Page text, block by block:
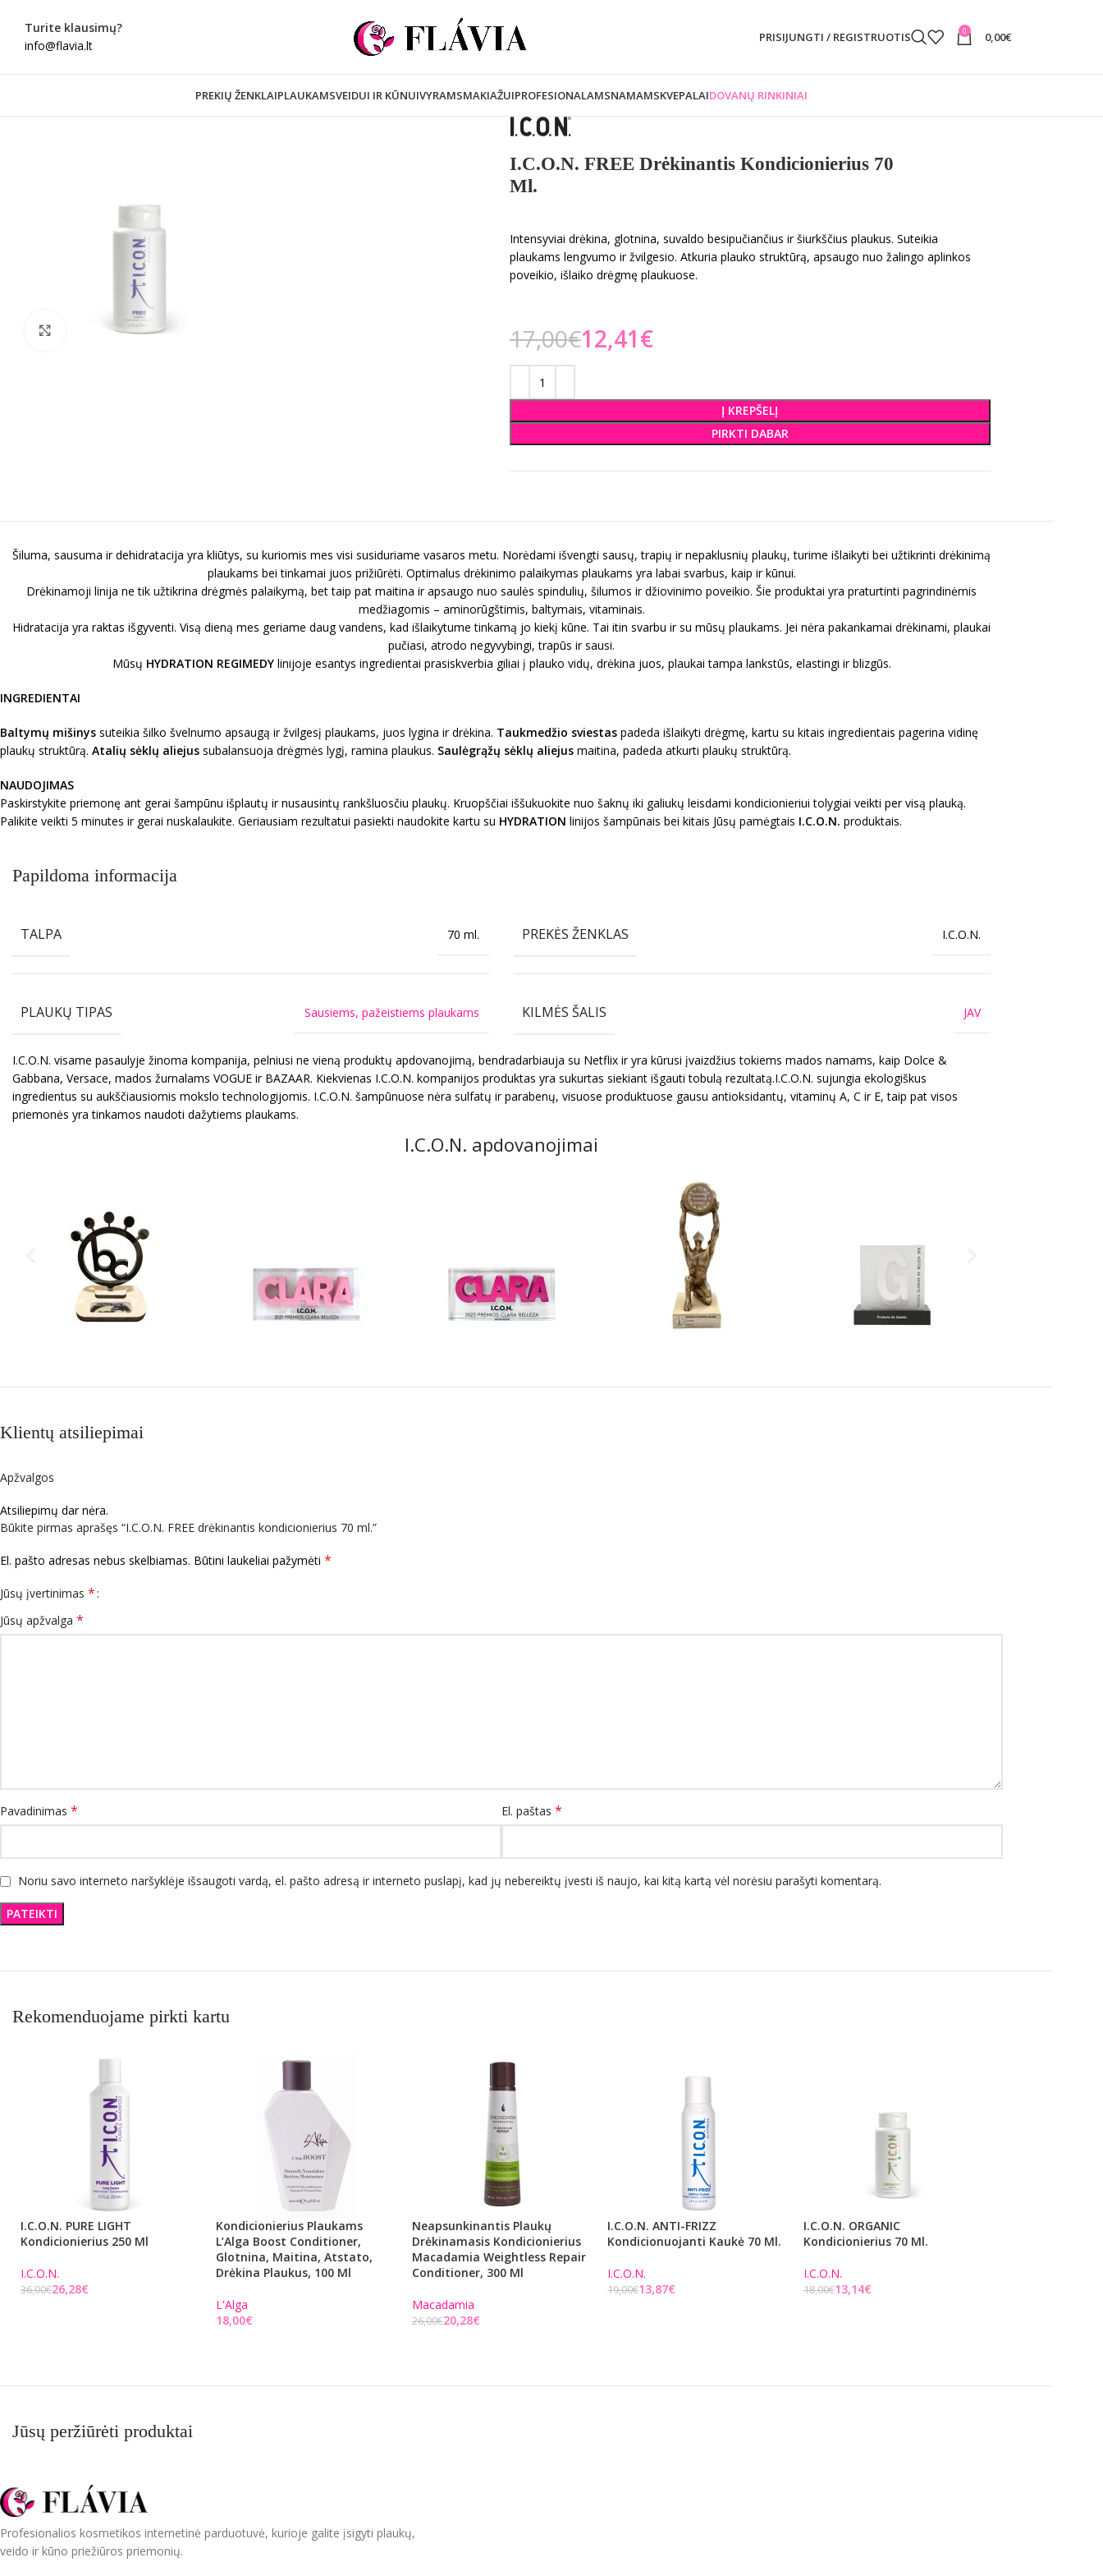
Turite klausimų?
info@flavia.lt
PRISIJUNGTI / REGISTRUOTIS 0 0,00€
PREKIŲ ŽENKLAIPLAUKAMSVEIDUI IR KŪNUIVYRAMSMAKIAŽUIPROFESIONALAMSNAMAMSKVEPALAIDOVANŲ RINKINIAI
Spustelėkite norėdami padidinti
I.C.O.N. FREE Drėkinantis Kondicionierius 70
Ml.
Intensyviai drėkina, glotnina, suvaldo besipučiančius ir šiurkščius plaukus. Suteikia
plaukams lengvumo ir žvilgesio. Atkuria plauko struktūrą, apsaugo nuo žalingo aplinkos
poveikio, išlaiko drėgmę plaukuose.
17,00€12,41€
Į KREPŠELĮ
PIRKTI DABAR
Šiluma, sausuma ir dehidratacija yra kliūtys, su kuriomis mes visi susiduriame vasaros metu. Norėdami išvengti sausų, trapių ir nepaklusnių plaukų, turime išlaikyti bei užtikrinti drėkinimą
plaukams bei tinkamai juos prižiūrėti. Optimalus drėkinimo palaikymas plaukams yra labai svarbus, kaip ir kūnui.
Drėkinamoji linija ne tik užtikrina drėgmės palaikymą, bet taip pat maitina ir apsaugo nuo saulės spindulių, šilumos ir džiovinimo poveikio. Šie produktai yra praturtinti pagrindinėmis
medžiagomis – aminorūgštimis, baltymais, vitaminais.
Hidratacija yra raktas išgyventi. Visą dieną mes geriame daug vandens, kad išlaikytume tinkamą jo kiekį kūne. Tai itin svarbu ir su mūsų plaukams. Jei nėra pakankamai drėkinami, plaukai
pučiasi, atrodo negyvybingi, trapūs ir sausi.
Mūsų HYDRATION REGIMEDYlinijoje esantys ingredientai prasiskverbia giliai į plauko vidų, drėkina juos, plaukai tampa lankstūs, elastingi ir blizgūs.
INGREDIENTAI
Baltymų mišinys suteikia šilko švelnumo apsaugą ir žvilgesį plaukams, juos lygina ir drėkina. Taukmedžio sviestas padeda išlaikyti drėgmę, kartu su kitais ingredientais pagerina vidinę
plaukų struktūrą. Atalių sėklų aliejus subalansuoja drėgmės lygį, ramina plaukus. Saulėgrąžų sėklų aliejus maitina, padeda atkurti plaukų struktūrą.
NAUDOJIMAS
Paskirstykite priemonę ant gerai šampūnu išplautų ir nusausintų rankšluosčiu plaukų. Kruopščiai iššukuokite nuo šaknų iki galiukų leisdami kondicionieriui tolygiai veikti per visą plauką.
Palikite veikti 5 minutes ir gerai nuskalaukite. Geriausiam rezultatui pasiekti naudokite kartu su HYDRATION linijos šampūnais bei kitais Jūsų pamėgtais I.C.O.N. produktais.
Papildoma informacija
TALPA 70 ml. PREKĖS ŽENKLAS I.C.O.N.
PLAUKŲ TIPAS Sausiems, pažeistiems plaukams KILMĖS ŠALIS JAV
I.C.O.N. visame pasaulyje žinoma kompanija, pelniusi ne vieną produktų apdovanojimą, bendradarbiauja su Netflix ir yra kūrusi įvaizdžius tokiems mados namams, kaip Dolce &
Gabbana, Versace, mados žurnalams VOGUE ir BAZAAR. Kiekvienas I.C.O.N. kompanijos produktas yra sukurtas siekiant išgauti tobulą rezultatą.I.C.O.N. sujungia ekologiškus
ingredientus su aukščiausiomis mokslo technologijomis. I.C.O.N. šampūnuose nėra sulfatų ir parabenų, visuose produktuose gausu antioksidantų, vitaminų A, C ir E, taip pat visos
priemonės yra tinkamos naudoti dažytiems plaukams.
I.C.O.N. apdovanojimai
Klientų atsiliepimai
Apžvalgos
Atsiliepimų dar nėra.
Būkite pirmas aprašęs “I.C.O.N. FREE drėkinantis kondicionierius 70 ml.”
El. pašto adresas nebus skelbiamas. Būtini laukeliai pažymėti *
Jūsų įvertinimas *
Jūsų apžvalga *
Pavadinimas * El. paštas *
Noriu savo interneto naršyklėje išsaugoti vardą, el. pašto adresą ir interneto puslapį, kad jų nebereiktų įvesti iš naujo, kai kitą kartą vėl norėsiu parašyti komentarą.
Rekomenduojame pirkti kartu
I.C.O.N. PURE LIGHT
Kondicionierius 250 Ml
I.C.O.N.
36,00€26,28€
Kondicionierius Plaukams
L’Alga Boost Conditioner,
Glotnina, Maitina, Atstato,
Drėkina Plaukus, 100 Ml
L'Alga
€
Neapsunkinantis Plaukų
Drėkinamasis Kondicionierius
Macadamia Weightless Repair
Conditioner, 300 Ml
Macadamia
26,00€20,28€
I.C.O.N. ANTI-FRIZZ
Kondicionuojanti Kaukė 70 Ml.
I.C.O.N.
19,00€13,87€
I.C.O.N. ORGANIC
Kondicionierius 70 Ml.
I.C.O.N.
18,00€13,14€
Jūsų peržiūrėti produktai
Profesionalios kosmetikos internetinė parduotuvė, kurioje galite įsigyti plaukų,
veido ir kūno priežiūros priemonių.